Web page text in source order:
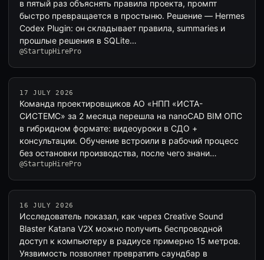
в пятый раз объяснять правила проекта, промпт
быстро превращается в простыню. Решение — Hermes
Codex Plugin: он складывает правила, summaries и
прошлые решения в SQLite…
@StartupHirePro
17 JULY 2026
Команда проектировщиков АО «НПП «ИСТА-
СИСТЕМС» за 2 месяца перешла на nanoCAD BIM ОПС
в гибридном формате: видеоуроки в СДО +
консультации. Обучение встроили в рабочий процесс
без остановки производства, после чего знани…
@StartupHirePro
16 JULY 2026
Исследователь показал, как через Creative Sound
Blaster Katana V2X можно получить беспроводной
доступ к компьютеру в радиусе примерно 15 метров.
Уязвимость позволяет превратить саундбар в